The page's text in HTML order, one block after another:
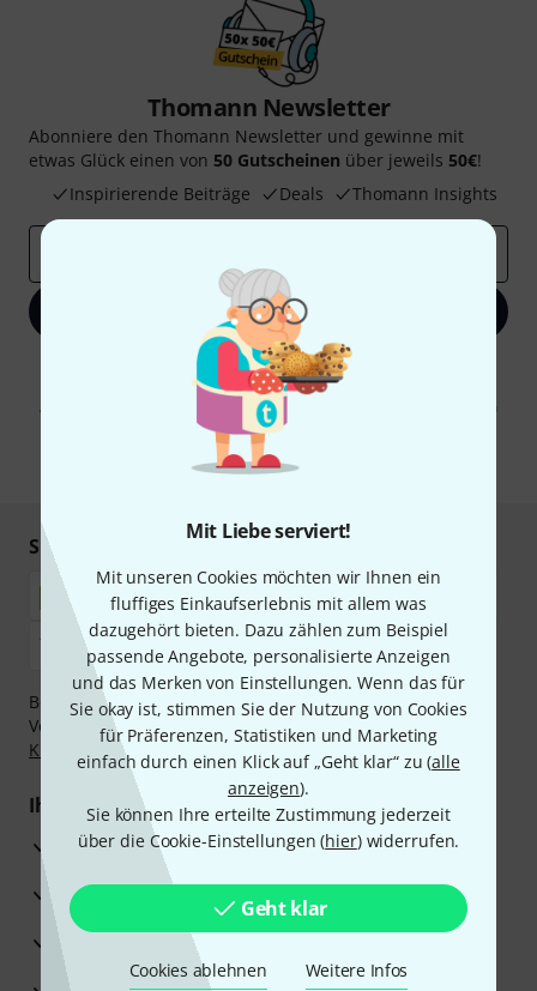
Mit Liebe serviert!
Mit unseren Cookies möchten wir Ihnen ein
fluffiges Einkaufserlebnis mit allem was
dazugehört bieten. Dazu zählen zum Beispiel
passende Angebote, personalisierte Anzeigen
und das Merken von Einstellungen. Wenn das für
Sie okay ist, stimmen Sie der Nutzung von Cookies
für Präferenzen, Statistiken und Marketing
einfach durch einen Klick auf „Geht klar“ zu (alle
anzeigen).
Sie können Ihre erteilte Zustimmung jederzeit
über die Cookie-Einstellungen (hier) widerrufen.
Geht klar
Cookies ablehnen Weitere Infos
Thomann Newsletter
Abonniere den Thomann Newsletter und gewinne mit
etwas Glück einen von 50 Gutscheinen über jeweils 50€!
Inspirierende Beiträge
Deals Thomann Insights
Jetzt anmelden
Mit Klick auf „Jetzt anmelden“ stimmen Sie dem Erhalt von E-Mail-
Werbung und einer Messung des E-Mail-Nutzungsverhaltens zu. Die
Abmeldung ist jederzeit möglich. Weitere Informationen finden Sie in
unseren
Datenschutzhinweisen
* Pflichtfeld
Sicher einkaufen & bezahlen
Bezahlen Sie vertraulich und sicher per Nachnahme,
Vorkasse, PayPal, Amazon Pay, Klarna Sofort bezahlen
Klarna Ratenzahlungoder Kreditkarte.
Ihre Vorteile
3 Jahre Thomann Garantie
30 Tage Money-Back-Garantie
Reparaturservice